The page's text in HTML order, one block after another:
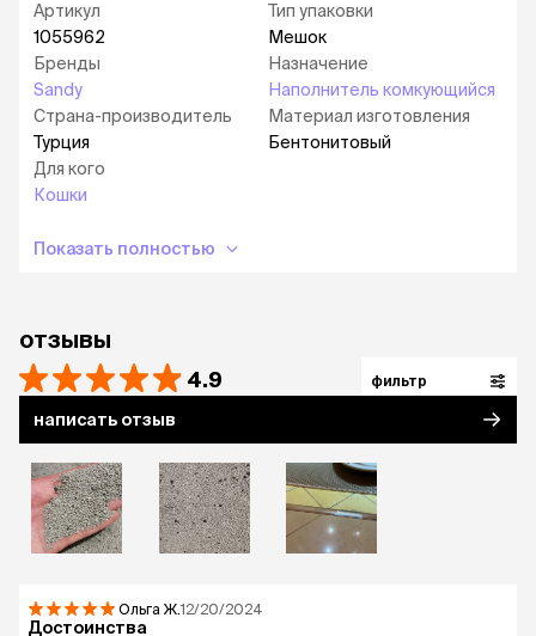
кошек, а также для использования
несколькими кошками.
Преимущества:
высокая абсорбирующая способность
естественным образом блокирует неприятные
запахи
гипоаллергенный
Артикул
1055962
Бренды
Sandy
Страна-производитель
Турция
Для кого
Кошки
Тип упаковки
Мешок
Назначение
Наполнитель комкующийся
Материал изготовления
Бентонитовый
Показать полностью
отзывы
4.9 фильтр
написать отзыв
Ольга Ж.12/20/2024
Достоинства